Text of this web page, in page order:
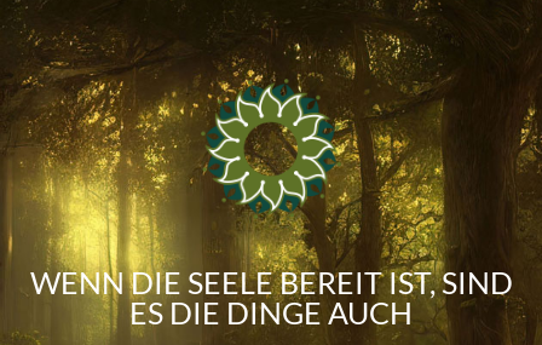
WENN DIE SEELE BEREIT IST, SIND
ES DIE DINGE AUCH